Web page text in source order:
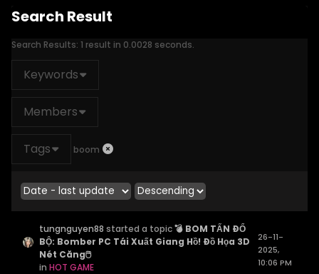
Search Result
Search Results: 1 result in 0.0028 seconds.
Keywords
Members
Tags boom
tungnguyen88 started a topic💣 BOM TẤN ĐỔ
BỘ: Bomber PC Tái Xuất Giang Hồ! Đồ Họa 3D
Nét Căng🖱️
in HOT GAME
26-11-
2025,
10:06 PM